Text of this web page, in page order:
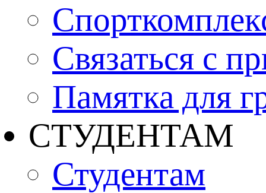
Связаться с
Памятка для
СТУДЕНТАМ
Студентам